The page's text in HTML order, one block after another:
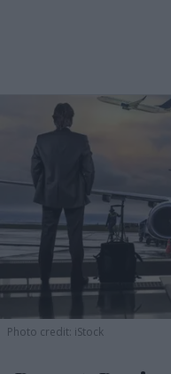
Photo credit: iStock